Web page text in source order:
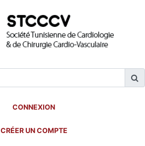
CONNEXION
CRÉER UN COMPTE